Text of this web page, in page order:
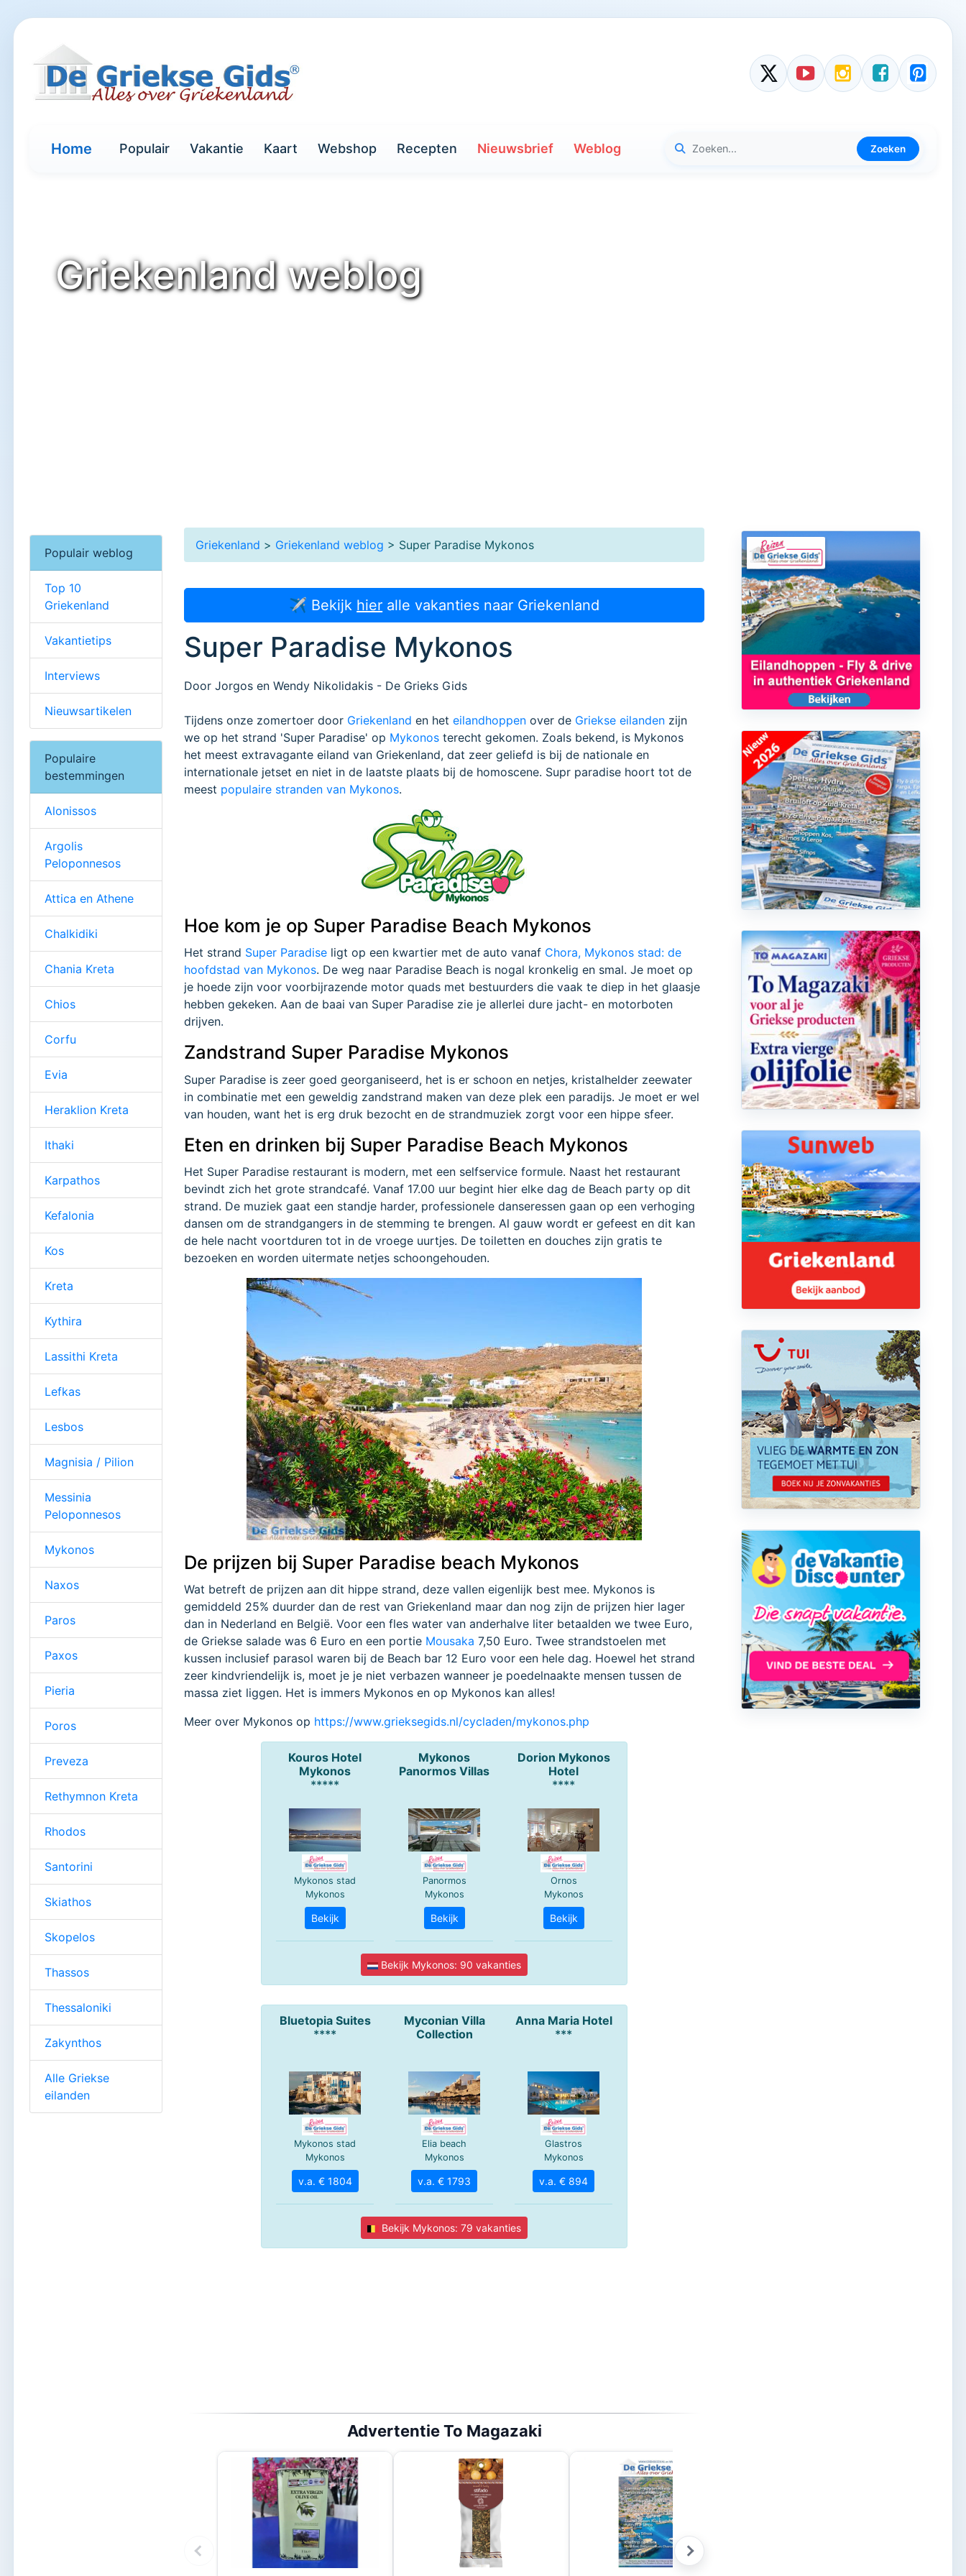
Home Populair Vakantie Kaart Webshop Recepten Nieuwsbrief Weblog Zoeken
Griekenland weblog
Griekenland > Griekenland weblog > Super Paradise Mykonos
✈ Bekijk hier alle vakanties naar Griekenland
Super Paradise Mykonos
Door Jorgos en Wendy Nikolidakis - De Grieks Gids
Tijdens onze zomertoer door Griekenland en heteilandhoppen over de Griekse eilanden zijn
we op het strand 'Super Paradise' op Mykonos terecht gekomen. Zoals bekend, is Mykonos
het meest extravagante eiland van Griekenland, dat zeer geliefd is bij de nationale en
internationale jetset en niet in de laatste plaats bij de homoscene. Supr paradise hoort tot de
meest populaire stranden van Mykonos.
Hoe kom je op Super Paradise Beach Mykonos
Het strand Super Paradise ligt op een kwartier met de auto vanaf Chora, Mykonos stad: de
hoofdstad van Mykonos. De weg naar Paradise Beach is nogal kronkelig en smal. Je moet op
je hoede zijn voor voorbijrazende motor quads met bestuurders die vaak te diep in het glaasje
hebben gekeken. Aan de baai van Super Paradise zie je allerlei dure jacht- en motorboten
drijven.
Zandstrand Super Paradise Mykonos
Super Paradise is zeer goed georganiseerd, het is er schoon en netjes, kristalhelder zeewater
in combinatie met een geweldig zandstrand maken van deze plek een paradijs. Je moet er wel
van houden, want het is erg druk bezocht en de strandmuziek zorgt voor een hippe sfeer.
Eten en drinken bij Super Paradise Beach Mykonos
Het Super Paradise restaurant is modern, met een selfservice formule. Naast het restaurant
bevindt zich het grote strandcafé. Vanaf 17.00 uur begint hier elke dag de Beach party op dit
strand. De muziek gaat een standje harder, professionele danseressen gaan op een verhoging
dansen om de strandgangers in de stemming te brengen. Al gauw wordt er gefeest en dit kan
de hele nacht voortduren tot in de vroege uurtjes. De toiletten en douches zijn gratis te
bezoeken en worden uitermate netjes schoongehouden.
De prijzen bij Super Paradise beach Mykonos
Wat betreft de prijzen aan dit hippe strand, deze vallen eigenlijk best mee. Mykonos is
gemiddeld 25% duurder dan de rest van Griekenland maar dan nog zijn de prijzen hier lager
dan in Nederland en België. Voor een fles water van anderhalve liter betaalden we twee Euro,
de Griekse salade was 6 Euro en een portie Mousaka 7,50 Euro. Twee strandstoelen met
kussen inclusief parasol waren bij de Beach bar 12 Euro voor een hele dag. Hoewel het strand
zeer kindvriendelijk is, moet je je niet verbazen wanneer je poedelnaakte mensen tussen de
massa ziet liggen. Het is immers Mykonos en op Mykonos kan alles!
Meer over Mykonos op https://www.grieksegids.nl/cycladen/mykonos.php
Advertentie To Magazaki
Populair weblog
Top 10
Griekenland
Vakantietips
Interviews
Nieuwsartikelen
Populaire
bestemmingen
Alonissos
Argolis
Peloponnesos
Attica en Athene
Chalkidiki
Chania Kreta
Chios
Corfu
Evia
Heraklion Kreta
Ithaki
Karpathos
Kefalonia
Kos
Kreta
Kythira
Lassithi Kreta
Lefkas
Lesbos
Magnisia / Pilion
Messinia
Peloponnesos
Mykonos
Naxos
Paros
Paxos
Pieria
Poros
Preveza
Rethymnon Kreta
Rhodos
Santorini
Skiathos
Skopelos
Thassos
Thessaloniki
Zakynthos
Alle Griekse
eilanden